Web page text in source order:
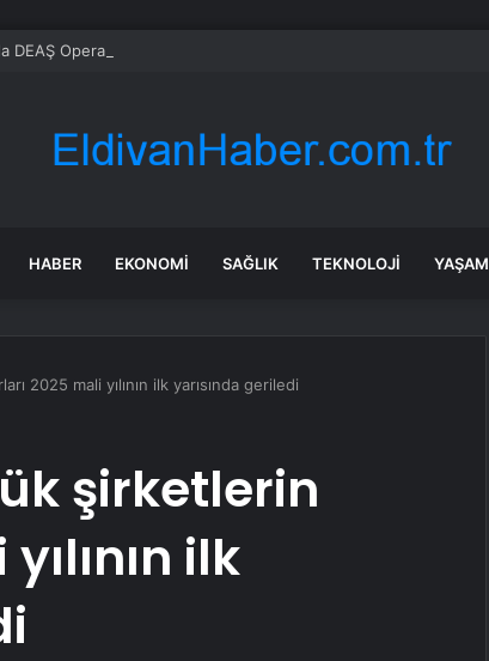
DEAŞ Operasyonu: 16 Şüpheli Yakalandı
HABER EKONOMI SAĞLIK TEKNOLOJI YAŞAM
2025 mali yılının ilk yarısında geriledi
şirketlerin
ilk